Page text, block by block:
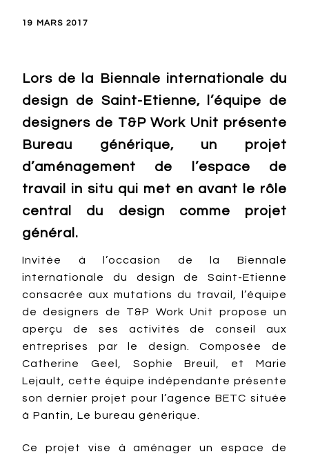
19 MARS 2017
Lors de la Biennale internationale du
design de Saint-Etienne, l’équipe de
designers de T&P Work Unit présente
Bureau générique, un projet
d’aménagement de l’espace de
travail in situ qui met en avant le rôle
central du design comme projet
général.
Invitée à l’occasion de la Biennale
internationale du design de Saint-Etienne
consacrée aux mutations du travail, l’équipe
de designers de T&P Work Unit propose un
aperçu de ses activités de conseil aux
entreprises par le design. Composée de
Catherine Geel, Sophie Breuil, et Marie
Lejault, cette équipe indépendante présente
son dernier projet pour l’agence BETC située
à Pantin, Le bureau générique.
Ce projet vise à aménager un espace de